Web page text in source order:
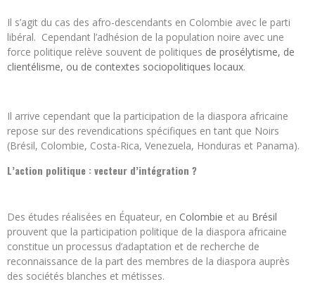
Il s’agit du cas des afro-descendants en Colombie avec le parti
libéral. Cependant l’adhésion de la population noire avec une
force politique relève souvent de politiques de prosélytisme, de
clientélisme, ou de contextes sociopolitiques locaux.
Il arrive cependant que la participation de la diaspora africaine
repose sur des revendications spécifiques en tant que Noirs
(Brésil, Colombie, Costa-Rica, Venezuela, Honduras et Panama).
L’action politique : vecteur d’intégration ?
Des études réalisées en Équateur, en Colombie et au Brésil
prouvent que la participation politique de la diaspora africaine
constitue un processus d’adaptation et de recherche de
reconnaissance de la part des membres de la diaspora auprès
des sociétés blanches et métisses.